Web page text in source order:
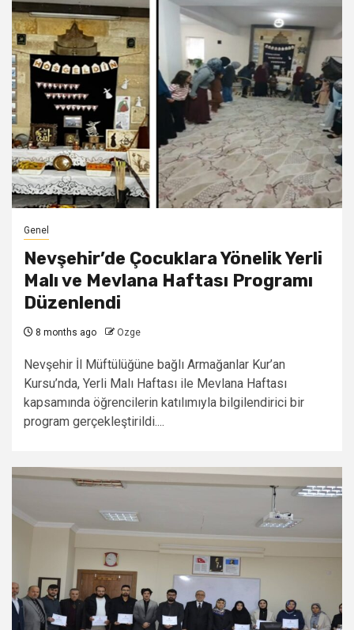
Genel
Nevşehir’de Çocuklara Yönelik Yerli
Malı ve Mevlana Haftası Programı
Düzenlendi
8 months ago Ozge
Nevşehir İl Müftülüğüne bağlı Armağanlar Kur’an
Kursu’nda, Yerli Malı Haftası ile Mevlana Haftası
kapsamında öğrencilerin katılımıyla bilgilendirici bir
program gerçekleştirildi....